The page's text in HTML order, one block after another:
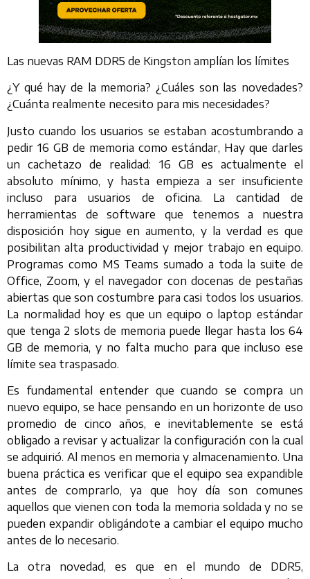
Las nuevas RAM DDR5 de Kingston amplían los límites
¿Y qué hay de la memoria? ¿Cuáles son las novedades?
¿Cuánta realmente necesito para mis necesidades?
Justo cuando los usuarios se estaban acostumbrando a
pedir 16 GB de memoria como estándar, Hay que darles
un cachetazo de realidad: 16 GB es actualmente el
absoluto mínimo, y hasta empieza a ser insuficiente
incluso para usuarios de oficina. La cantidad de
herramientas de software que tenemos a nuestra
disposición hoy sigue en aumento, y la verdad es que
posibilitan alta productividad y mejor trabajo en equipo.
Programas como MS Teams sumado a toda la suite de
Office, Zoom, y el navegador con docenas de pestañas
abiertas que son costumbre para casi todos los usuarios.
La normalidad hoy es que un equipo o laptop estándar
que tenga 2 slots de memoria puede llegar hasta los 64
GB de memoria, y no falta mucho para que incluso ese
límite sea traspasado.
Es fundamental entender que cuando se compra un
nuevo equipo, se hace pensando en un horizonte de uso
promedio de cinco años, e inevitablemente se está
obligado a revisar y actualizar la configuración con la cual
se adquirió. Al menos en memoria y almacenamiento. Una
buena práctica es verificar que el equipo sea expandible
antes de comprarlo, ya que hoy día son comunes
aquellos que vienen con toda la memoria soldada y no se
pueden expandir obligándote a cambiar el equipo mucho
antes de lo necesario.
La otra novedad, es que en el mundo de DDR5,